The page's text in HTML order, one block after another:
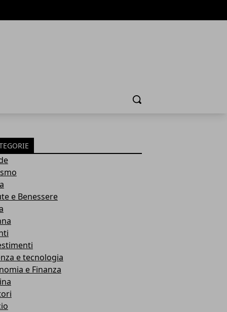
Cerca
e Benessere
e tecnologia
e Finanza